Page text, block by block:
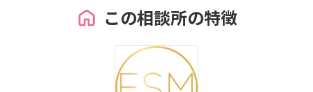
この相談所の特徴